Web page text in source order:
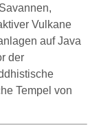
Vulkane
auf Java
der
Tempel von